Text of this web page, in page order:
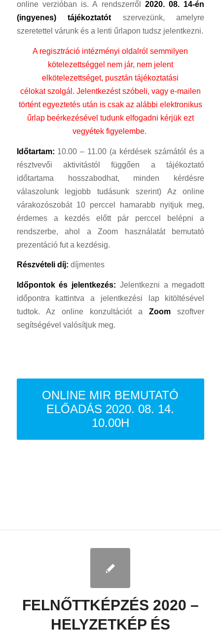
online verzióban is. A rendszerről 2020. 08. 14-én
(ingyenes) tájékoztatót szervezünk, amelyre
szeretettel várunk és a lenti űrlapon tudsz jelentkezni.
A regisztráció intézményi oldalról semmilyen
kötelezettséggel nem jár, nem jelent
elkötelezettséget, pusztán tájékoztatási
célokat szolgál. Jelentkezést szóbeli, vagy e-mailen
történt egyeztetés után is csak az alábbi elektronikus
űrlap beérkezésével tudunk elfogadni kérjük ezt
vegyétek figyelembe.
Időtartam: 10.00 – 11.00 (a kérdések számától és a
résztvevői aktivitástól függően a tájékoztató
időtartama hosszabodhat, minden kérdésre
válaszolunk legjobb tudásunk szerint) Az online
várakozószobát 10 perccel hamarabb nyitjuk meg,
érdemes a kezdés előtt pár perccel belépni a
rendszerbe, ahol a Zoom használatát bemutató
prezentáció fut a kezdésig.
Részvételi díj: díjmentes
Időpontok és jelentkezés: Jelentkezni a megadott
időpontra kattintva a jelentkezési lap kitöltésével
tudtok. Az online konzultációt aZoom szoftver
segítségével valósítjuk meg.
ONLINE MIR BEMUTATÓ
ELŐADÁS 2020. 08. 14.
10.00H
FELNŐTTKÉPZÉS 2020 –
HELYZETKÉP ÉS